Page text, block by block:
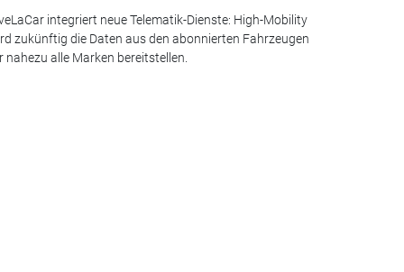
integriert neue Telematik-Dienste: High-Mobility
zukünftig die Daten aus den abonnierten Fahrzeugen
nahezu alle Marken bereitstellen.